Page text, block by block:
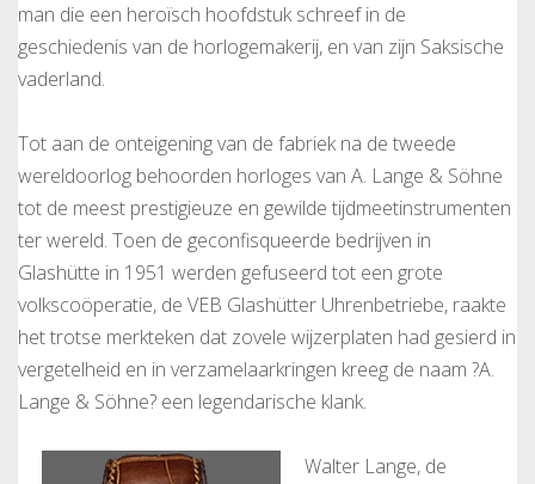
man die een heroïsch hoofdstuk schreef in de
geschiedenis van de horlogemakerij, en van zijn Saksische
vaderland.
Tot aan de onteigening van de fabriek na de tweede
wereldoorlog behoorden horloges van A. Lange & Söhne
tot de meest prestigieuze en gewilde tijdmeetinstrumenten
ter wereld. Toen de geconfisqueerde bedrijven in
Glashütte in 1951 werden gefuseerd tot een grote
volkscoöperatie, de VEB Glashütter Uhrenbetriebe, raakte
het trotse merkteken dat zovele wijzerplaten had gesierd in
vergetelheid en in verzamelaarkringen kreeg de naam ?A.
Lange & Söhne? een legendarische klank.
Walter Lange, de